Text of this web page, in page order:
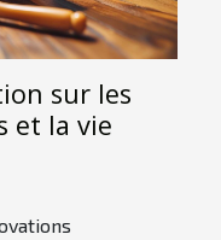
sur les
et la vie